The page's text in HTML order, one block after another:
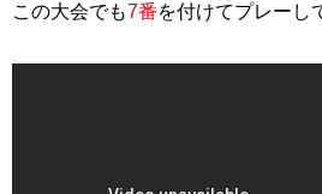
この大会でも7番を付けてプレーし